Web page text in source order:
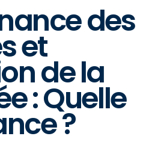
des
et
de la
: Quelle
?